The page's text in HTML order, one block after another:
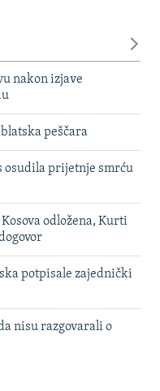
nakon izjave
peščara
osudila prijetnje smrću
odložena, Kurti
potpisale zajednički
nisu razgovarali o